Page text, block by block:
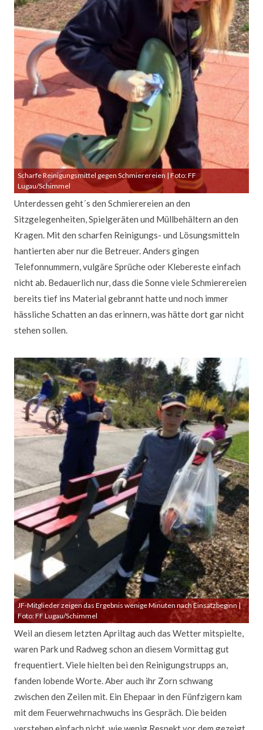
Scharfe Reinigungsmittel gegen Schmierereien | Foto: FF
Lugau/Schimmel
Unterdessen geht´s den Schmierereien an den
Sitzgelegenheiten, Spielgeräten und Müllbehältern an den
Kragen. Mit den scharfen Reinigungs- und Lösungsmitteln
hantierten aber nur die Betreuer. Anders gingen
Telefonnummern, vulgäre Sprüche oder Klebereste einfach
nicht ab. Bedauerlich nur, dass die Sonne viele Schmierereien
bereits tief ins Material gebrannt hatte und noch immer
hässliche Schatten an das erinnern, was hätte dort gar nicht
stehen sollen.
JF-Mitglieder zeigen das Ergebnis wenige Minuten nach Einsatzbeginn |
Foto: FF Lugau/Schimmel
Weil an diesem letzten Apriltag auch das Wetter mitspielte,
waren Park und Radweg schon an diesem Vormittag gut
frequentiert. Viele hielten bei den Reinigungstrupps an,
fanden lobende Worte. Aber auch ihr Zorn schwang
zwischen den Zeilen mit. Ein Ehepaar in den Fünfzigern kam
mit dem Feuerwehrnachwuchs ins Gespräch. Die beiden